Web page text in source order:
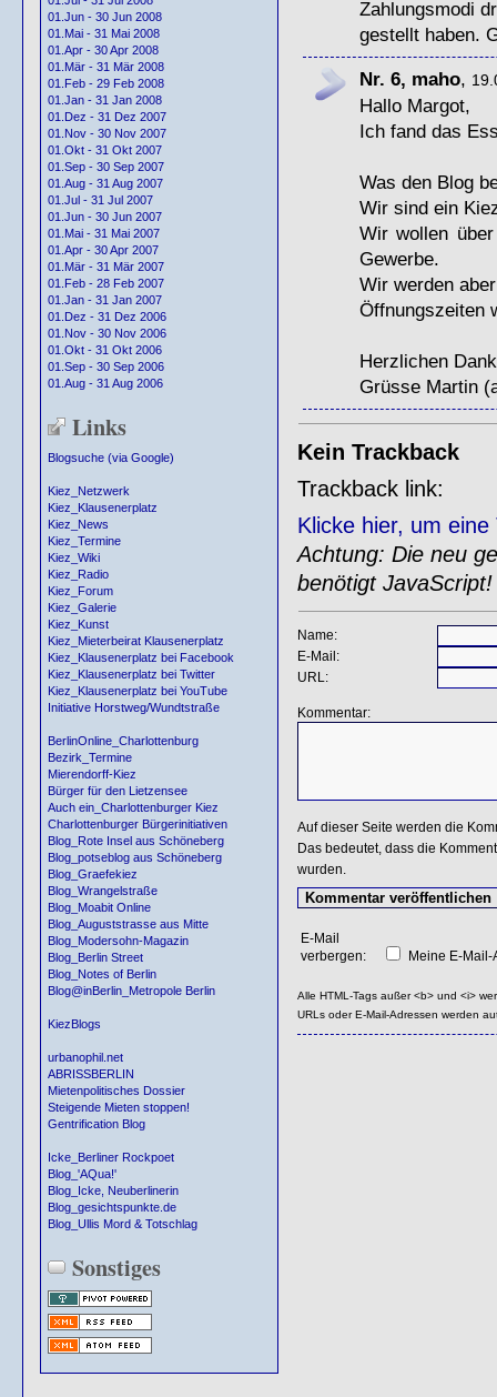
01.Jun - 30 Jun 2008
01.Mai - 31 Mai 2008
01.Apr - 30 Apr 2008
01.Mär - 31 Mär 2008
01.Feb - 29 Feb 2008
01.Jan - 31 Jan 2008
01.Dez - 31 Dez 2007
01.Nov - 30 Nov 2007
01.Okt - 31 Okt 2007
01.Sep - 30 Sep 2007
01.Aug - 31 Aug 2007
01.Jul - 31 Jul 2007
01.Jun - 30 Jun 2007
01.Mai - 31 Mai 2007
01.Apr - 30 Apr 2007
01.Mär - 31 Mär 2007
01.Feb - 28 Feb 2007
01.Jan - 31 Jan 2007
01.Dez - 31 Dez 2006
01.Nov - 30 Nov 2006
01.Okt - 31 Okt 2006
01.Sep - 30 Sep 2006
01.Aug - 31 Aug 2006
Links
Blogsuche (via Google)
Kiez_Netzwerk
Kiez_Klausenerplatz
Kiez_News
Kiez_Termine
Kiez_Wiki
Kiez_Radio
Kiez_Forum
Kiez_Galerie
Kiez_Kunst
Kiez_Mieterbeirat Klausenerplatz
Kiez_Klausenerplatz bei Facebook
Kiez_Klausenerplatz bei Twitter
Kiez_Klausenerplatz bei YouTube
Initiative Horstweg/Wundtstraße
BerlinOnline_Charlottenburg
Bezirk_Termine
Mierendorff-Kiez
Bürger für den Lietzensee
Auch ein_Charlottenburger Kiez
Charlottenburger Bürgerinitiativen
Blog_Rote Insel aus Schöneberg
Blog_potseblog aus Schöneberg
Blog_Graefekiez
Blog_Wrangelstraße
Blog_Moabit Online
Blog_Auguststrasse aus Mitte
Blog_Modersohn-Magazin
Blog_Berlin Street
Blog_Notes of Berlin
Blog@inBerlin_Metropole Berlin
KiezBlogs
urbanophil.net
ABRISSBERLIN
Mietenpolitisches Dossier
Steigende Mieten stoppen!
Gentrification Blog
Icke_Berliner Rockpoet
Blog_'AQua!'
Blog_Icke, Neuberlinerin
Blog_gesichtspunkte.de
Blog_Ullis Mord & Totschlag
Sonstiges
Zahlungsmodi
gestellt haben.
Nr. 6, maho,
Hallo Margot,
Ich fand das
Was den Blog
Wir sind ein
Wir wollen
Gewerbe.
Wir werden
Öffnungszeiten
Herzlichen
Grüsse Martin
Kein Trackback
Trackback link:
Klicke hier, um
Achtung: Die neu
benötigt JavaScript!
Name:
E-Mail:
URL:
Kommentar:
Auf dieser Seite werden die
Das bedeutet, dass die
wurden.
E-Mail
verbergen:
Meine E-
Alle HTML-Tags außer <b> und <i>
URLs oder E-Mail-Adressen werden